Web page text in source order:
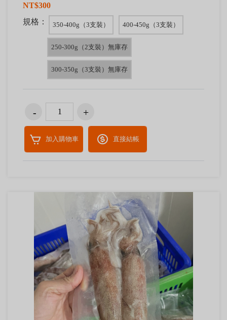
NT$300
規格：
350-400g（3支裝） 400-450g（3支裝）
250-300g（2支裝）無庫存
300-350g（3支裝）無庫存
加入購物車 直接結帳